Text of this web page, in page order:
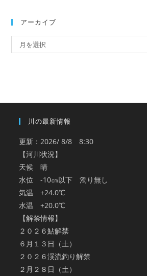
アーカイブ
ー
月を選択
川の最新情報
更新：2026/ 8/8 8:30
【河川状況】
天候 晴
水位 -10㎝以下 濁り無し
気温 +24.0℃
水温 +20.0℃
【解禁情報】
２０２６鮎解禁
６月１３日（土）
２０２６渓流釣り解禁
２月２８日（土）